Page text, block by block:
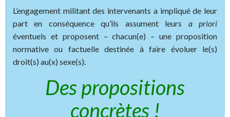
L’engagement militant des intervenants a impliqué de leur
part en conséquence qu’ils assument leurs a priori
éventuels et proposent – chacun(e) – une proposition
normative ou factuelle destinée à faire évoluer le(s)
droit(s) au(x) sexe(s).
Des propositions
concrètes !